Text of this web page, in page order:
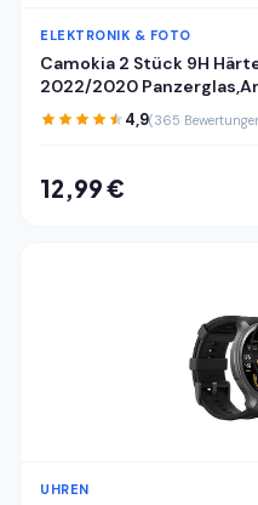
ELEKTRONIK & FOTO
Camokia 2 Stück 9H
2022/2020
iPhone SE 2022/2020
Abdeckung
4,9(365
12,99 €
UHREN